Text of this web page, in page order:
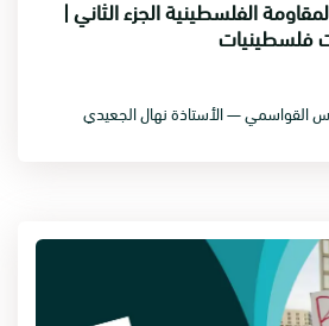
الفلسطينية الجزء الثاني |
فلسطينيات
القواسمي — الأستاذة نهال الجعيدي